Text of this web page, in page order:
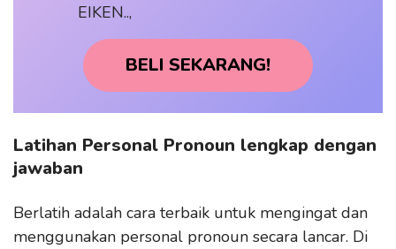
EIKEN..,
BELI SEKARANG!
Latihan Personal Pronoun lengkap dengan
jawaban
Berlatih adalah cara terbaik untuk mengingat dan
menggunakan personal pronoun secara lancar. Di